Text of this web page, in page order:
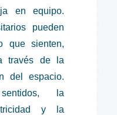
en equipo.
pueden
que sienten,
través de la
del espacio.
la
y la